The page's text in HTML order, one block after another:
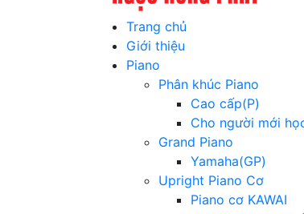
Trang chủ
Giới thiệu
Piano
Phân khúc Piano
Cao cấp(P)
Cho người mới
Grand Piano
Yamaha(GP)
Upright Piano Cơ
Piano cơ KAWAI